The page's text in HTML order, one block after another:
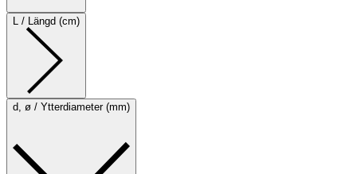
L / Längd (cm)
d, ø / Ytterdiameter (mm)